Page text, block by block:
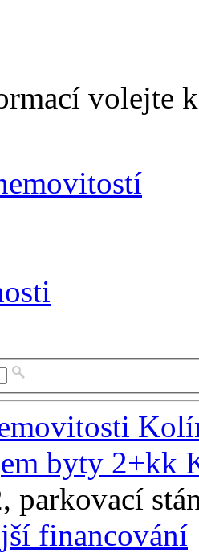
volejte
byty 2+kk
parkovací
financování